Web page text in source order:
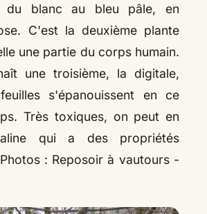
du blanc au bleu pâle, en
C'est la deuxième plante
une partie du corps humain.
une troisième, la digitale,
s'épanouissent en ce
Très toxiques, on peut en
qui a des propriétés
: Reposoir à vautours -